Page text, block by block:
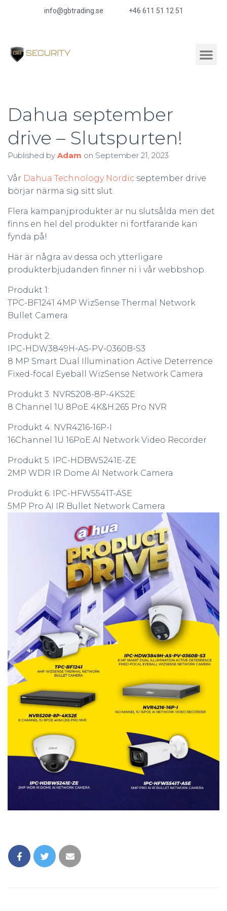
info@gbtrading.se +46 611 51 12 51
Dahua september
drive – Slutspurten!
Published by Adam on September 21, 2023
Vår Dahua Technology Nordic september drive
börjar närma sig sitt slut.
Flera kampanjprodukter är nu slutsålda men det
finns en hel del produkter ni fortfarande kan
fynda på!
Här är några av dessa och ytterligare
produkterbjudanden finner ni i vår webbshop.
Produkt 1:
TPC-BF1241 4MP WizSense Thermal Network
Bullet Camera
Produkt 2:
IPC-HDW3849H-AS-PV-0360B-S3
8 MP Smart Dual Illumination Active Deterrence
Fixed-focal Eyeball WizSense Network Camera
Produkt 3: NVR5208-8P-4KS2E
8 Channel 1U 8PoE 4K&H.265 Pro NVR
Produkt 4: NVR4216-16P-I
16Channel 1U 16PoE AI Network Video Recorder
Produkt 5: IPC-HDBW5241E-ZE
2MP WDR IR Dome AI Network Camera
Produkt 6: IPC-HFW5541T-ASE
5MP Pro AI IR Bullet Network Camera